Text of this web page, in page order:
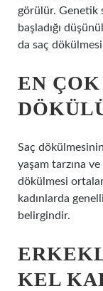
görülür. Genetik
başladığı
da saç
EN
Saç
yaşam tarzına ve
dökülmesi
kadınlarda
belirgindir.
KEL